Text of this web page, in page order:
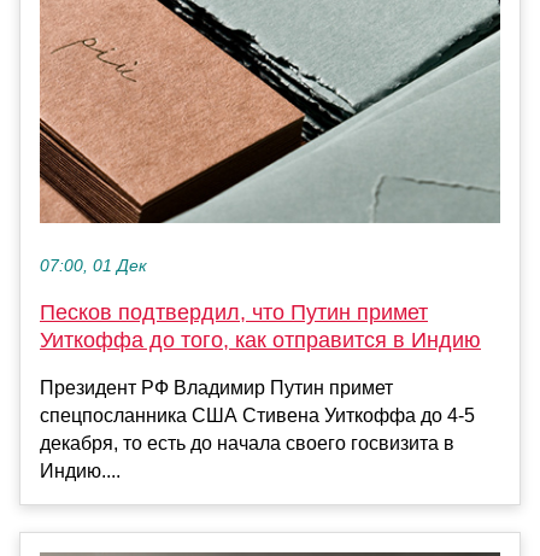
07:00, 01 Дек
Песков подтвердил, что Путин примет
Уиткоффа до того, как отправится в Индию
Президент РФ Владимир Путин примет
спецпосланника США Стивена Уиткоффа до 4-5
декабря, то есть до начала своего госвизита в
Индию....